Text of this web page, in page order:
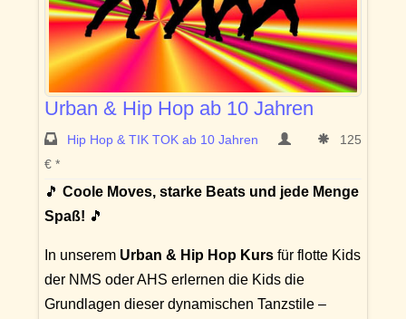
Urban & Hip Hop ab 10 Jahren
Hip Hop & TIK TOK ab 10 Jahren
125
€ *
🎵 Coole Moves, starke Beats und jede Menge
Spaß! 🎵
In unserem Urban & Hip Hop Kurs für flotte Kids
der NMS oder AHS erlernen die Kids die
Grundlagen dieser dynamischen Tanzstile –